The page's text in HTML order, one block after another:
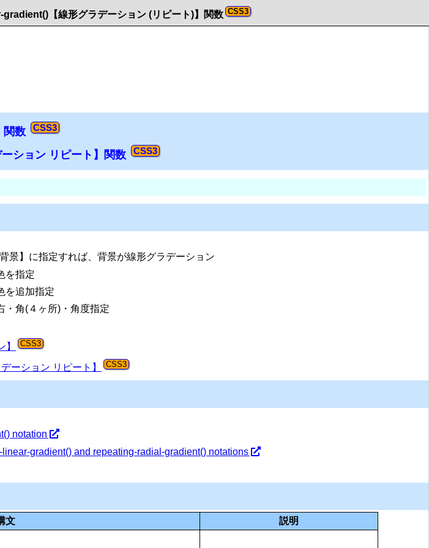
【線形グラデーション (リピート)】関数
関数
ション リピート】関数
景】に指定すれば、背景が線形グラデーション
を指定
を追加指定
・角(４ヶ所)・角度指定
ーション リピート】
notation
gradient() and repeating-radial-gradient() notations
文 説明